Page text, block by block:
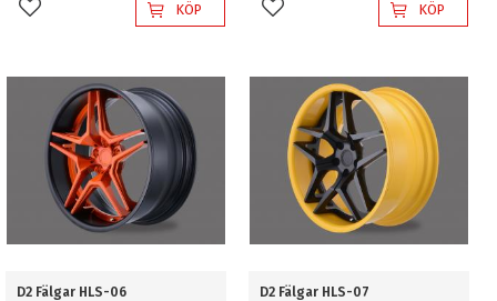
Lägg till i favoriterKÖP Lägg till i favoriterKÖP
D2 Fälgar HLS-06 D2 Fälgar HLS-07